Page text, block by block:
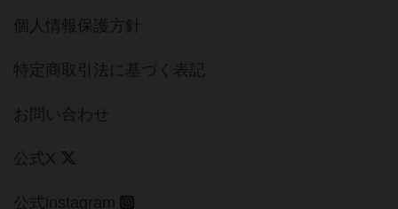
個人情報保護方針
特定商取引法に基づく表記
お問い合わせ
公式X
公式instagram